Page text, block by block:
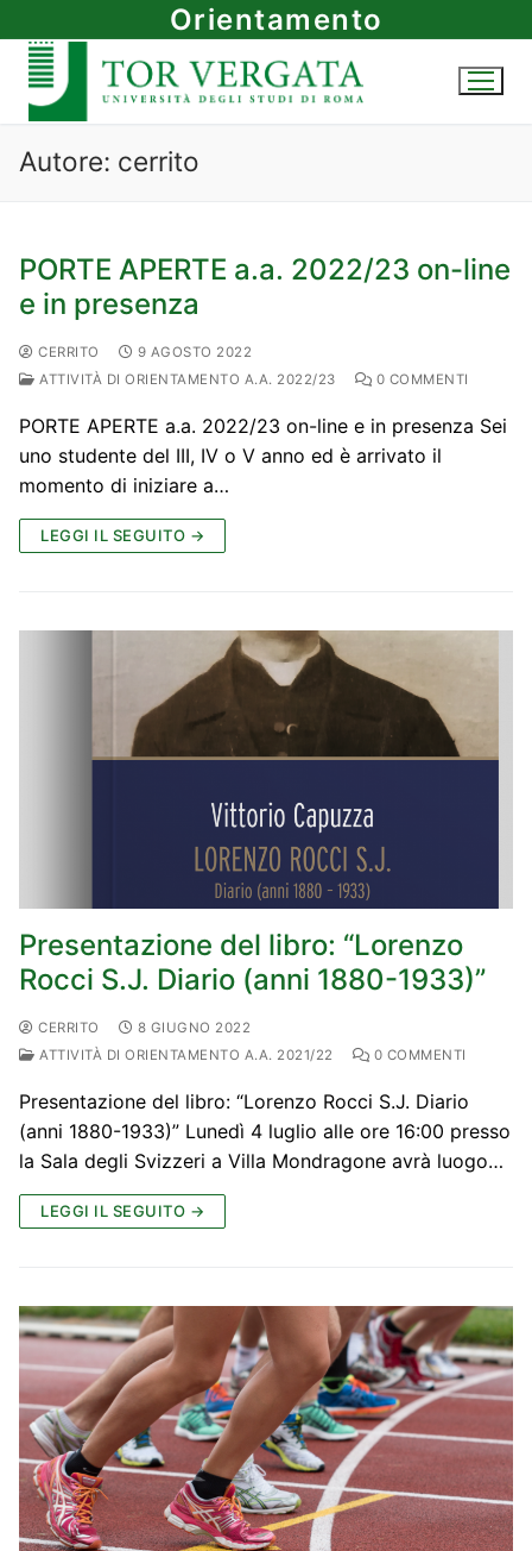
al
contenuto
Orientamento
Autore: cerrito
PORTE APERTE a.a. 2022/23 on-line
e in presenza
CERRITO
9 AGOSTO 2022
ATTIVITÀ DI ORIENTAMENTO A.A. 2022/23
0 COMMENTI
PORTE APERTE a.a. 2022/23 on-line e in presenza Sei
uno studente del III, IV o V anno ed è arrivato il
momento di iniziare a…
LEGGI IL SEGUITO →
Presentazione del libro: “Lorenzo
Rocci S.J. Diario (anni 1880-1933)”
CERRITO
8 GIUGNO 2022
ATTIVITÀ DI ORIENTAMENTO A.A. 2021/22
0 COMMENTI
Presentazione del libro: “Lorenzo Rocci S.J. Diario
(anni 1880-1933)” Lunedì 4 luglio alle ore 16:00 presso
la Sala degli Svizzeri a Villa Mondragone avrà luogo…
LEGGI IL SEGUITO →